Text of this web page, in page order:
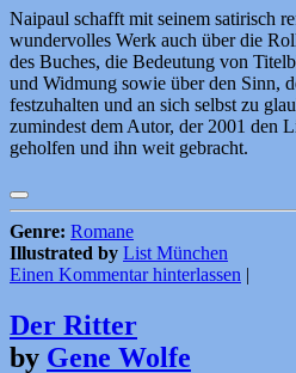
Naipaul schafft mit seinem satirisch
wundervolles Werk auch über die
des Buches, die Bedeutung von
und Widmung sowie über den Sinn,
festzuhalten und an sich selbst zu
zumindest dem Autor, der 2001 den
geholfen und ihn weit gebracht.
Genre: Romane
Illustrated by List München
Einen Kommentar hinterlassen |
Der Ritter
by Gene Wolfe